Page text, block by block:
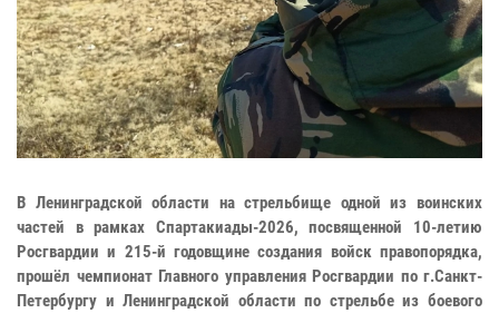
В Ленинградской области на стрельбище одной из воинских
частей в рамках Спартакиады-2026, посвященной 10-летию
Росгвардии и 215-й годовщине создания войск правопорядка,
прошёл чемпионат Главного управления Росгвардии по г.Санкт-
Петербургу и Ленинградской области по стрельбе из боевого